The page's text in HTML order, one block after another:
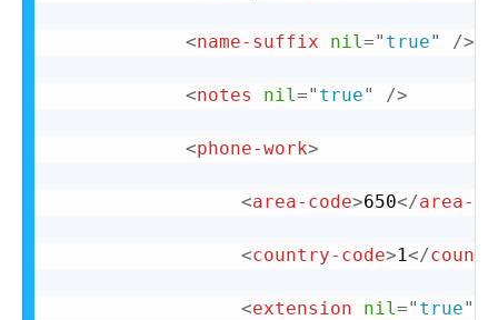
<name-suffix nil=" true" />
<notes nil=" true" />
<phone-work>
<area-code>650</area-
<country-code>1</
<extension nil=" true"